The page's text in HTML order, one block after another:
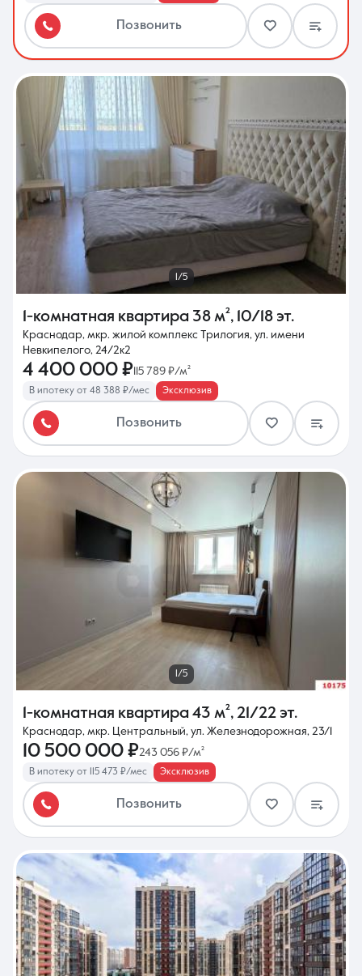
Позвонить
1/5
1-комнатная квартира 38 м², 10/18 эт.
Краснодар, мкр. жилой комплекс Трилогия, ул. имени
Невкипелого, 24/2к2
4 400 000 ₽ 115 789 ₽/м²
В ипотеку от 48 388 ₽/мес Эксклюзив
Позвонить
1/5
1-комнатная квартира 43 м², 21/22 эт.
Краснодар, мкр. Центральный, ул. Железнодорожная, 23/1
10 500 000 ₽243 056 ₽/м²
В ипотеку от 115 473 ₽/мес Эксклюзив
Позвонить